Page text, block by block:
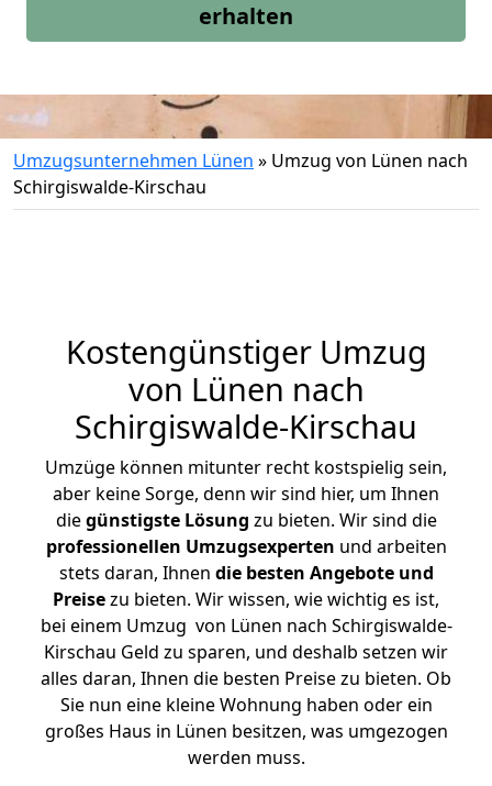
erhalten
Umzugsunternehmen Lünen » Umzug von Lünen nach
Schirgiswalde-Kirschau
Kostengünstiger Umzug
von Lünen nach
Schirgiswalde-Kirschau
Umzüge können mitunter recht kostspielig sein,
aber keine Sorge, denn wir sind hier, um Ihnen
diegünstigste Lösung zu bieten. Wir sind die
professionellen Umzugsexperten und arbeiten
stets daran, Ihnen die besten Angebote und
Preisezu bieten. Wir wissen, wie wichtig es ist,
bei einem Umzug von Lünen nach Schirgiswalde-
Kirschau Geld zu sparen, und deshalb setzen wir
alles daran, Ihnen die besten Preise zu bieten. Ob
Sie nun eine kleine Wohnung haben oder ein
großes Haus in Lünen besitzen, was umgezogen
werden muss.